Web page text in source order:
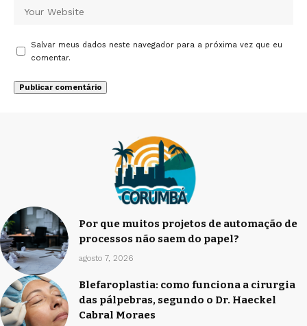
Salvar meus dados neste navegador para a próxima vez que eu
comentar.
Por que muitos projetos de automação de
processos não saem do papel?
agosto 7, 2026
Blefaroplastia: como funciona a cirurgia
das pálpebras, segundo o Dr. Haeckel
Cabral Moraes